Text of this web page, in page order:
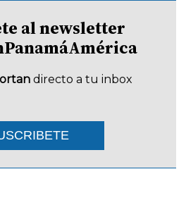
al newsletter
directo a tu inbox